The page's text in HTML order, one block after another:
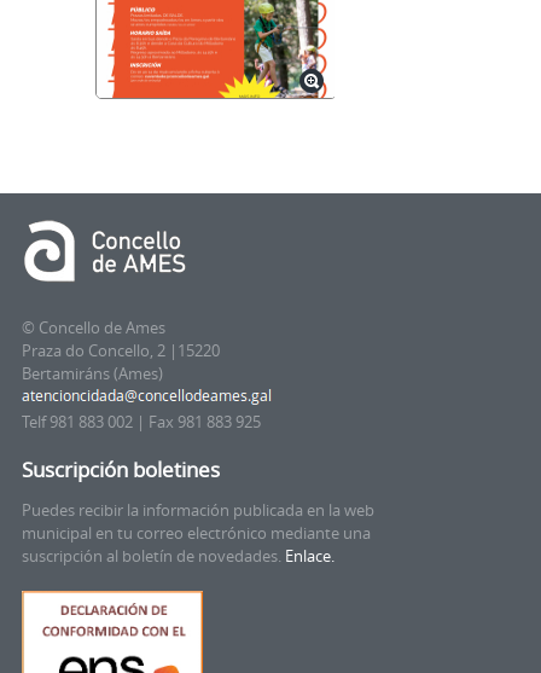
© Concello de Ames
Praza do Concello, 2 |15220
Bertamiráns (Ames)
Telf 981 883 002 | Fax 981 883 925
Suscripción boletines
Puedes recibir la información publicada en la web
municipal en tu correo electrónico mediante una
suscripción al boletín de novedades. Enlace.